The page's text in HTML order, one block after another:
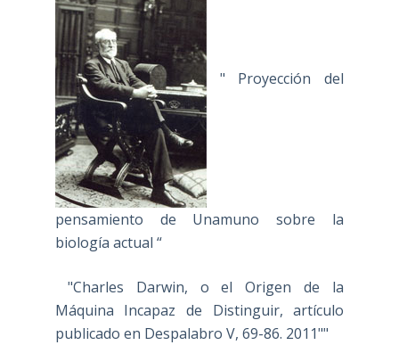
" Proyección del
pensamiento de Unamuno sobre la
biología actual “
"Charles Darwin, o el Origen de la
Máquina Incapaz de Distinguir, artículo
publicado en Despalabro V, 69-86. 2011""